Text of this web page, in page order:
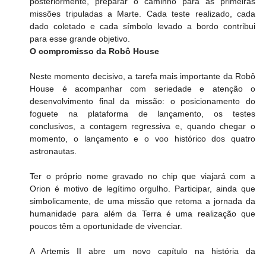
missões tripuladas a Marte. Cada teste realizado, cada
dado coletado e cada símbolo levado a bordo contribui
para esse grande objetivo.
O compromisso da Robô House
Neste momento decisivo, a tarefa mais importante da Robô
House é acompanhar com seriedade e atenção o
desenvolvimento final da missão: o posicionamento do
foguete na plataforma de lançamento, os testes
conclusivos, a contagem regressiva e, quando chegar o
momento, o lançamento e o voo histórico dos quatro
astronautas.
Ter o próprio nome gravado no chip que viajará com a
Orion é motivo de legítimo orgulho. Participar, ainda que
simbolicamente, de uma missão que retoma a jornada da
humanidade para além da Terra é uma realização que
poucos têm a oportunidade de vivenciar.
A Artemis II abre um novo capítulo na história da